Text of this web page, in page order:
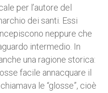
per l’autore del
dei santi. Essi
neppure che
intermedio. In
una ragione storica:
facile annacquare il
le “glosse”, cioè